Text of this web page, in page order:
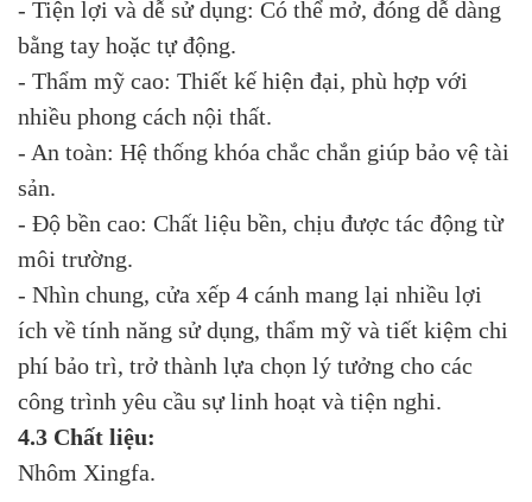
- Tiện lợi và dễ sử dụng: Có thể mở, đóng dễ dàng
bằng tay hoặc tự động.
- Thẩm mỹ cao: Thiết kế hiện đại, phù hợp với
nhiều phong cách nội thất.
- An toàn: Hệ thống khóa chắc chắn giúp bảo vệ tài
sản.
- Độ bền cao: Chất liệu bền, chịu được tác động từ
môi trường.
- Nhìn chung, cửa xếp 4 cánh mang lại nhiều lợi
ích về tính năng sử dụng, thẩm mỹ và tiết kiệm chi
phí bảo trì, trở thành lựa chọn lý tưởng cho các
công trình yêu cầu sự linh hoạt và tiện nghi.
4.3 Chất liệu:
Nhôm Xingfa.